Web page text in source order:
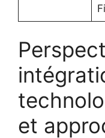
et